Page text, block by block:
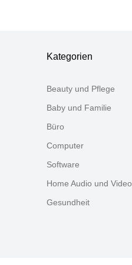
Kategorien
Beauty und Pflege
Baby und Familie
Büro
Computer
Software
Home Audio und Video
Gesundheit